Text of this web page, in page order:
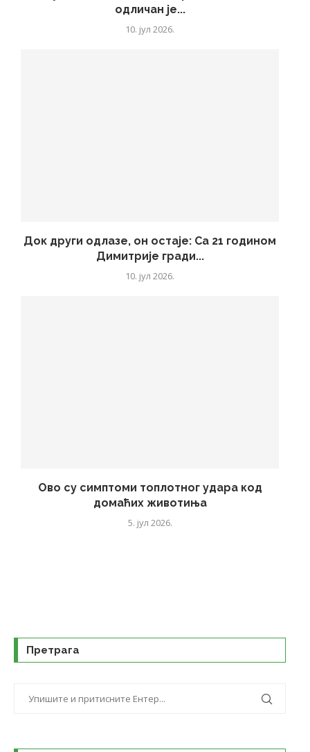
одличан је...
10. јул 2026.
Док други одлазе, он остаје: Са 21 годином
Димитрије гради...
10. јул 2026.
Ово су симптоми топлотног удара код
домаћих животиња
5. јул 2026.
Претрага